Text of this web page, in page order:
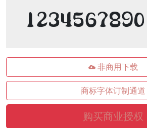
1234567890
非商用下载
商标字体订制通道
购买商业授权